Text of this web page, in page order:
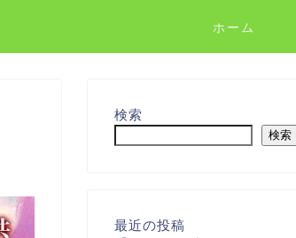
ホーム
検索
検索
最近の投稿